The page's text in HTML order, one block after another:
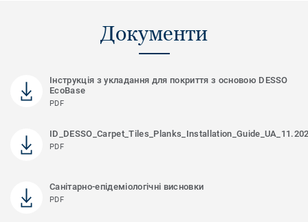
Документи
Інструкція з укладання для покриття з основою DESSO
EcoBase
PDF
PDF
Санітарно-епідеміологічні висновки
PDF